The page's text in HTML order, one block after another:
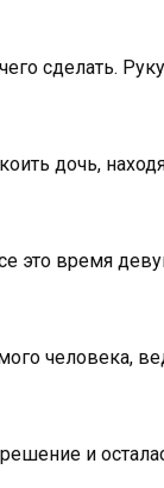
сделать.
дочь,
это время
человека,
и